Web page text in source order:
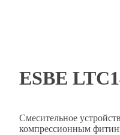
ESBE
Смесительное
компрессионным